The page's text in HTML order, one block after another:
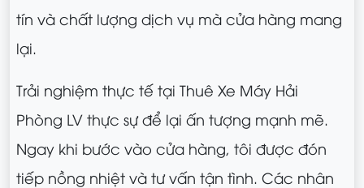
tín và chất lượng dịch vụ mà cửa hàng mang
lại.
Trải nghiệm thực tế tại Thuê Xe Máy Hải
Phòng LV thực sự để lại ấn tượng mạnh mẽ.
Ngay khi bước vào cửa hàng, tôi được đón
tiếp nồng nhiệt và tư vấn tận tình. Các nhân